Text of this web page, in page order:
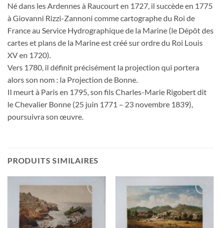
Né dans les Ardennes à Raucourt en 1727, il succède en 1775
à Giovanni Rizzi-Zannoni comme cartographe du Roi de
France au Service Hydrographique de la Marine (le Dépôt des
cartes et plans de la Marine est créé sur ordre du Roi Louis
XV en 1720).
Vers 1780, il définit précisément la projection qui portera
alors son nom : la Projection de Bonne.
Il meurt à Paris en 1795, son fils Charles-Marie Rigobert dit
le Chevalier Bonne (25 juin 1771 – 23 novembre 1839),
poursuivra son œuvre.
PRODUITS SIMILAIRES
à la
wishlist
Ajouter
à la
wishlist